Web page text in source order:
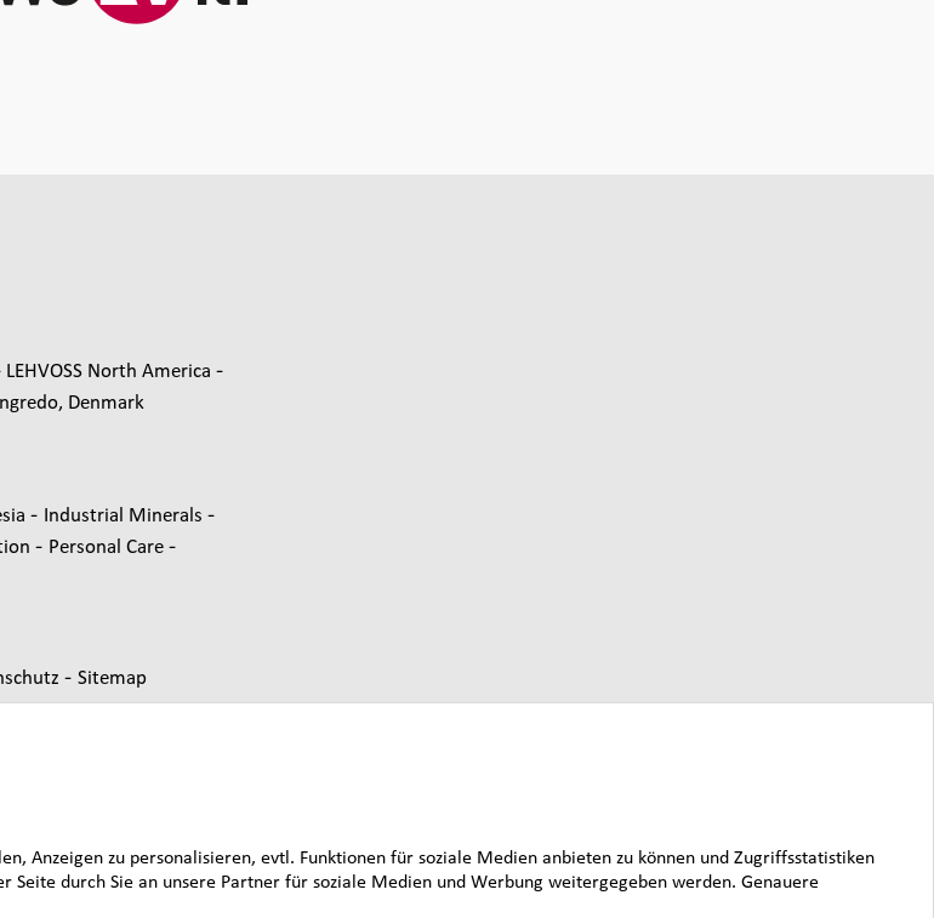
LEHVOSS North America
Denmark
- Industrial Minerals -
- Personal Care -
- Sitemap
Anzeigen zu personalisieren, evtl. Funktionen für soziale Medien anbieten zu können und Zugriffsstatistiken
Seite durch Sie an unsere Partner für soziale Medien und Werbung weitergegeben werden. Genauere